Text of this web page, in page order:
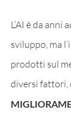
L’AI è da anni
sviluppo, ma
prodotti sul
diversi fattori,